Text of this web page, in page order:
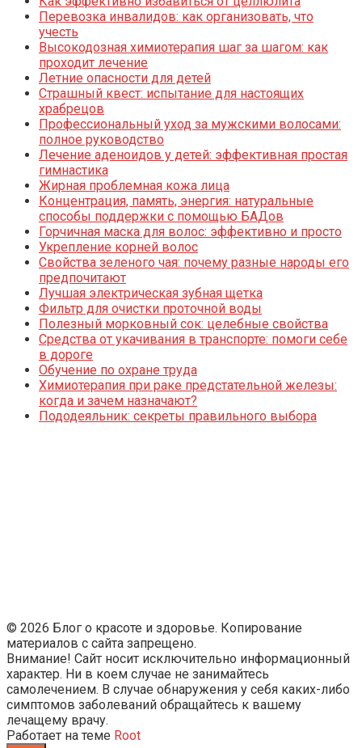
Перевозка инвалидов: как организовать, что
учесть
Высокодозная химиотерапия шаг за шагом: как
проходит лечение
Летние опасности для детей
Страшный квест: испытание для настоящих
храбрецов
Профессиональный уход за мужскими волосами:
полное руководство
Лечение аденоидов у детей: эффективная простая
гимнастика
Жирная проблемная кожа лица
Концентрация, память, энергия: натуральные
способы поддержки с помощью БАДов
Горчичная маска для волос: эффективно и просто
Укрепление корней волос
Свойства зеленого чая: почему разные народы его
предпочитают
Лучшая электрическая зубная щетка
Фильтр для очистки проточной воды
Полезный морковный сок: целебные свойства
Средства от укачивания в транспорте: помоги себе
в дороге
Обучение по охране труда
Химиотерапия при раке предстательной железы:
когда и зачем назначают?
Пододеяльник: секреты правильного выбора
© 2026 Блог о красоте и здоровье. Копирование
материалов с сайта запрещено.
Внимание! Сайт носит исключительно информационный
характер. Ни в коем случае не занимайтесь
самолечением. В случае обнаружения у себя каких-либо
симптомов заболеваний обращайтесь к вашему
лечащему врачу.
Работает на теме Root